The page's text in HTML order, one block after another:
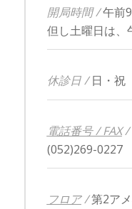
開局時間 /午前
但し土曜日は、
休診日 /日・祝
電話番号 / FAX/
(052)269-0227
フロア/第2ア